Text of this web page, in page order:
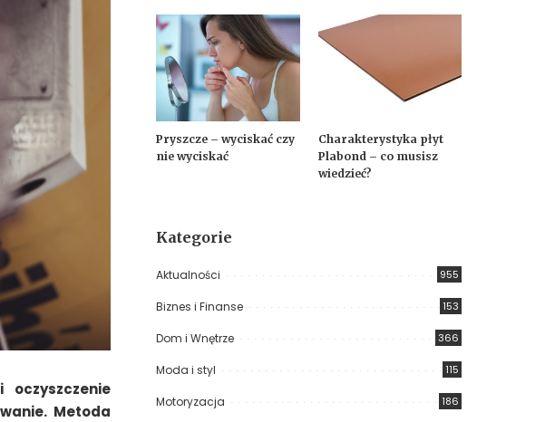
Metoda
Pryszcze – wyciskać czy
nie wyciskać
Charakterystyka płyt
Plabond – co musisz
wiedzieć?
Kategorie
Aktualności 955
Biznes i Finanse 153
Dom i Wnętrze 366
Moda i styl 115
Motoryzacja 186